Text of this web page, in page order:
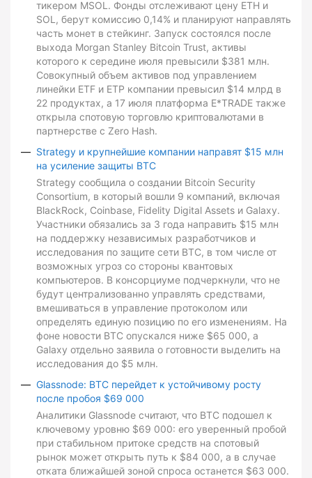
тикером MSOL. Фонды отслеживают цену ETH и
SOL, берут комиссию 0,14% и планируют направлять
часть монет в стейкинг. Запуск состоялся после
выхода Morgan Stanley Bitcoin Trust, активы
которого к середине июля превысили $381 млн.
Совокупный объем активов под управлением
линейки ETF и ETP компании превысил $14 млрд в
22 продуктах, а 17 июля платформа E*TRADE также
открыла спотовую торговлю криптовалютами в
партнерстве с Zero Hash.
Strategy и крупнейшие компании направят $15 млн
на усиление защиты BTC
Strategy сообщила о создании Bitcoin Security
Consortium, в который вошли 9 компаний, включая
BlackRock, Coinbase, Fidelity Digital Assets и Galaxy.
Участники обязались за 3 года направить $15 млн
на поддержку независимых разработчиков и
исследования по защите сети BTC, в том числе от
возможных угроз со стороны квантовых
компьютеров. В консорциуме подчеркнули, что не
будут централизованно управлять средствами,
вмешиваться в управление протоколом или
определять единую позицию по его изменениям. На
фоне новости BTC опускался ниже $65 000, а
Galaxy отдельно заявила о готовности выделить на
исследования до $5 млн.
Glassnode: BTC перейдет к устойчивому росту
после пробоя $69 000
Аналитики Glassnode считают, что BTC подошел к
ключевому уровню $69 000: его уверенный пробой
при стабильном притоке средств на спотовый
рынок может открыть путь к $84 000, а в случае
отката ближайшей зоной спроса останется $63 000.